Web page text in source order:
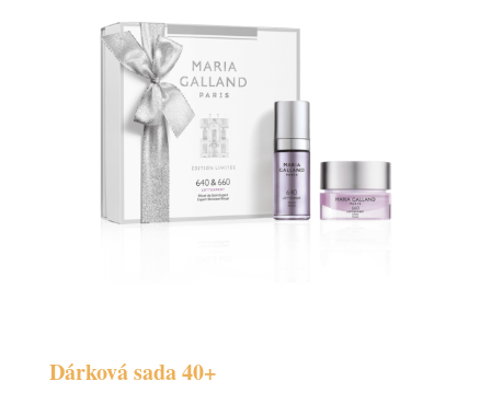
Dárková sada 40+